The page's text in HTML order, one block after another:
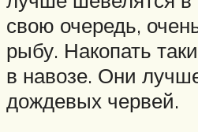
свою очередь,
рыбу. Накопать
в навозе. Они
дождевых червей.